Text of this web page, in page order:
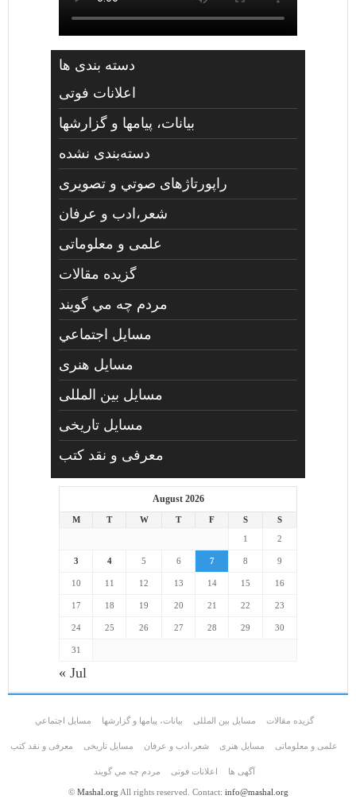
دسته بندی ها
اعلانات فوتی
بیانات، پیامها و گزارشها
دسته‌بندی نشده
راپورتاژهای صوتي و تصويری
شعر،ادب و عرفان
علمی و معلوماتی
گزیده مقالات
مردم چه مي گويند
مسايل اجتماعي
مسايل هنری
مسایل بین المللی
مسایل تاریخی
معرفی و نقد کتب
August 2026
M T W T F S
S
1
2
3 4 5 6 7 8 9
10 11 12 13 14 15 16
17 18 19 20 21 22 23
24 25 26 27 28 29 30
31
« Jul
گزیده مقالات مسایل بین المللی بیانات، پیامها و گزارشها مسايل اجتماعي
علمی و معلوماتی مسايل هنری شعر،ادب و عرفان مسایل تاریخی معرفی و نقد کتب
آگهی ها اعلانات فوتی مردم چه مي گويند
© Mashal.org All rights reserved. Contact: info@mashal.org